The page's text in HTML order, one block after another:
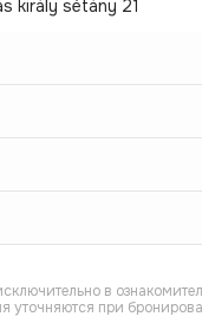
király sétány 21
в
уточняются при